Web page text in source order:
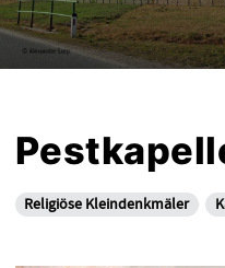
Religiöse Kleindenkmäler